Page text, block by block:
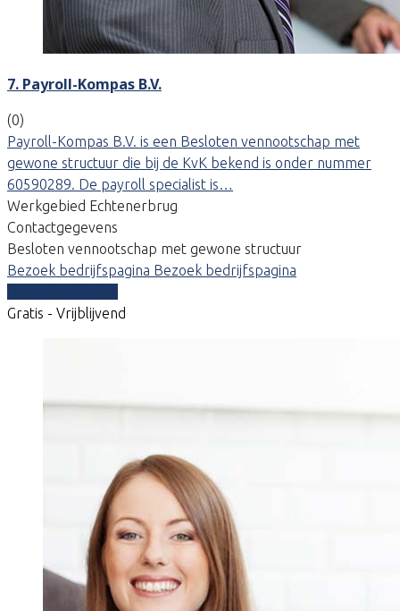
7. Payroll-Kompas B.V.
(0)
Payroll-Kompas B.V. is een Besloten vennootschap met
gewone structuur die bij de KvK bekend is onder nummer
60590289. De payroll specialist is…
Werkgebied Echtenerbrug
Contactgegevens
Besloten vennootschap met gewone structuur
Bezoek bedrijfspagina Bezoek bedrijfspagina
Gratis - Vrijblijvend